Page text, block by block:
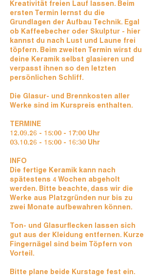
Kreativität freien Lauf lassen. Beim
ersten Termin lernst du die
Grundlagen der Aufbau Technik. Egal
ob Kaffeebecher oder Skulptur - hier
kannst du nach Lust und Laune frei
töpfern. Beim zweiten Termin wirst du
deine Keramik selbst glasieren und
verpasst ihnen so den letzten
persönlichen Schliff.
Die Glasur- und Brennkosten aller
Werke sind im Kurspreis enthalten.
TERMINE
12.09.26 - 15:00 - 17:00 Uhr
03.10.26 - 15:00 - 16:30 Uhr
INFO
Die fertige Keramik kann nach
spätestens 4 Wochen abgeholt
werden. Bitte beachte, dass wir die
Werke aus Platzgründen nur bis zu
zwei Monate aufbewahren können.
Ton- und Glasurflecken lassen sich
gut aus der Kleidung entfernen. Kurze
Fingernägel sind beim Töpfern von
Vorteil.
Bitte plane beide Kurstage fest ein.